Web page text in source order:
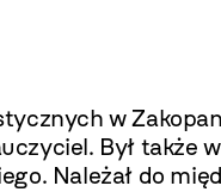
w
Był także
Należał do